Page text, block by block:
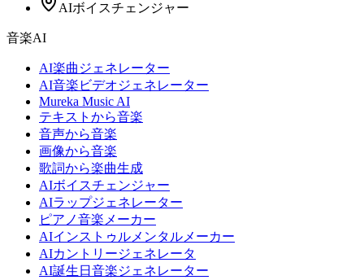
AIボイスチェンジャー
音楽AI
AI楽曲ジェネレーター
AI音楽ビデオジェネレーター
Mureka Music AI
テキストから音楽
音声から音楽
画像から音楽
歌詞から楽曲生成
AIボイスチェンジャー
AIラップジェネレーター
ピアノ音楽メーカー
AIインストゥルメンタルメーカー
AIカントリージェネレータ
AI誕生日音楽ジェネレーター